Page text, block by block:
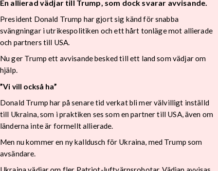
En allierad vädjar till Trump, som dock svarar avvisande.
President Donald Trump har gjort sig känd för snabba
svängningar i utrikespolitiken och ett hårt tonläge mot allierade
och partners till USA.
Nu ger Trump ett avvisande besked till ett land som vädjar om
hjälp.
”Vi vill också ha”
Donald Trump har på senare tid verkat bli mer välvilligt inställd
till Ukraina, som i praktiken ses som en partner till USA, även om
länderna inte är formellt allierade.
Men nu kommer en ny kalldusch för Ukraina, med Trump som
avsändare.